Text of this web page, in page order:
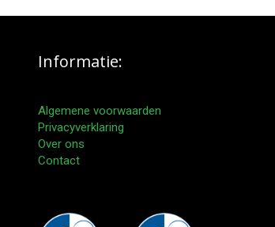
Informatie:
Algemene voorwaarden
Privacyverklaring
Over ons
Contact